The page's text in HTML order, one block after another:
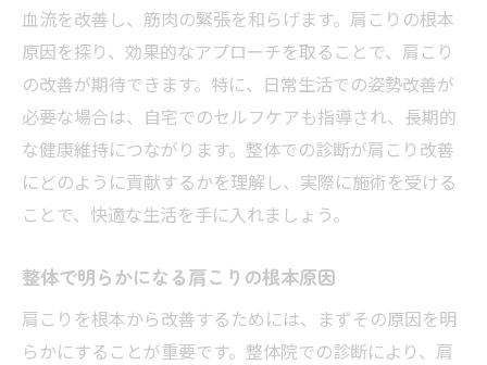
血流を改善し、筋肉の緊張を和らげます。肩こりの根本
原因を探り、効果的なアプローチを取ることで、肩こり
の改善が期待できます。特に、日常生活での姿勢改善が
必要な場合は、自宅でのセルフケアも指導され、長期的
な健康維持につながります。整体での診断が肩こり改善
にどのように貢献するかを理解し、実際に施術を受ける
ことで、快適な生活を手に入れましょう。
整体で明らかになる肩こりの根本原因
肩こりを根本から改善するためには、まずその原因を明
らかにすることが重要です。整体院での診断により、肩